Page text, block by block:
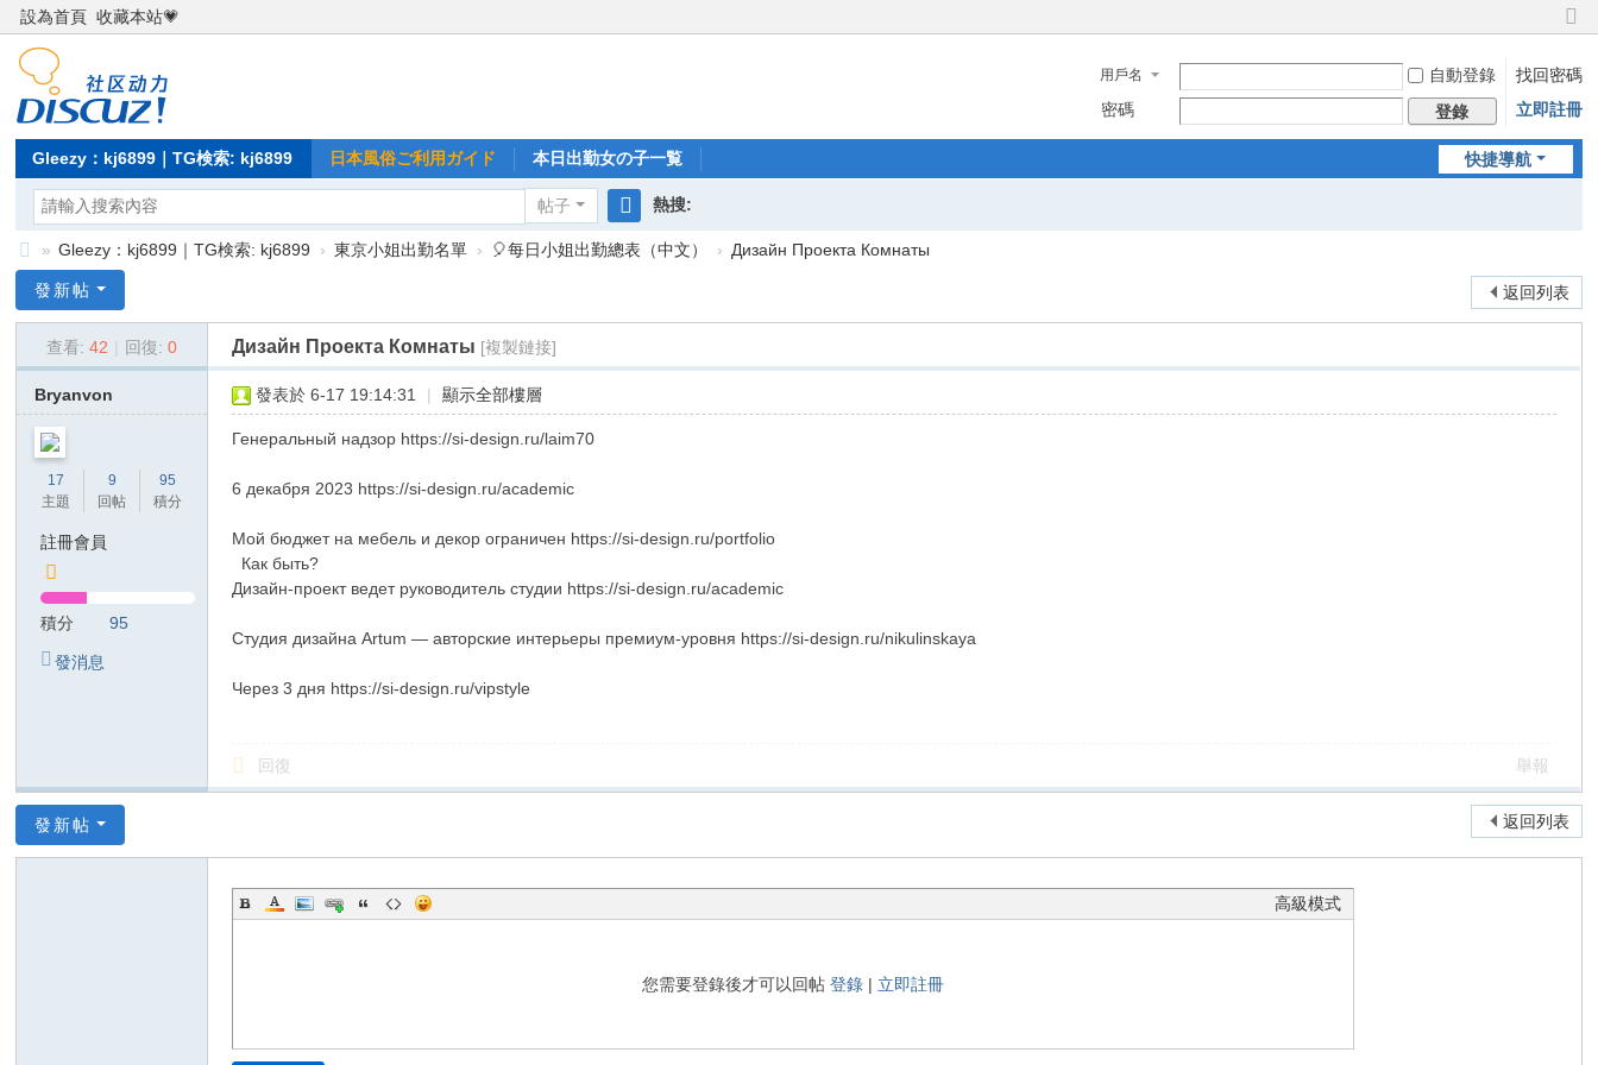
設為首頁 收藏本站💗
切
到
窄
版
用戶名 自動登錄
找回密碼
密碼
登錄 立即註冊
快捷導航
Gleezy：kj6899｜TG検索: kj6899 日本風俗ご利用ガイド 本日出勤女の子一覧
帖子
搜
熱搜:
Gl
ee
68
99
» Gleezy：kj6899｜TG検索: kj6899 › 東京小姐出勤名單 › 🎈每日小姐出勤總表（中文） › Дизайн Проекта Комнаты
返回列表
發新帖
查看: 42 | 回復: 0 Дизайн Проекта Комнаты [複製鏈接]
Bryanvon
17
主題
9
回帖
95
積分
註冊會員
積分 95
發消息
發表於 6-17 19:14:31 | 顯示全部樓層
Генеральный надзор https://si-design.ru/laim70
6 декабря 2023 https://si-design.ru/academic
Мой бюджет на мебель и декор ограничен https://si-design.ru/portfolio
Как быть?
Дизайн-проект ведет руководитель студии https://si-design.ru/academic
Студия дизайна Artum — авторские интерьеры премиум-уровня https://si-design.ru/nikulinskaya
Через 3 дня https://si-design.ru/vipstyle
回復 舉報
返回列表
發新帖
高級模式
您需要登錄後才可以回帖登錄 | 立即註冊